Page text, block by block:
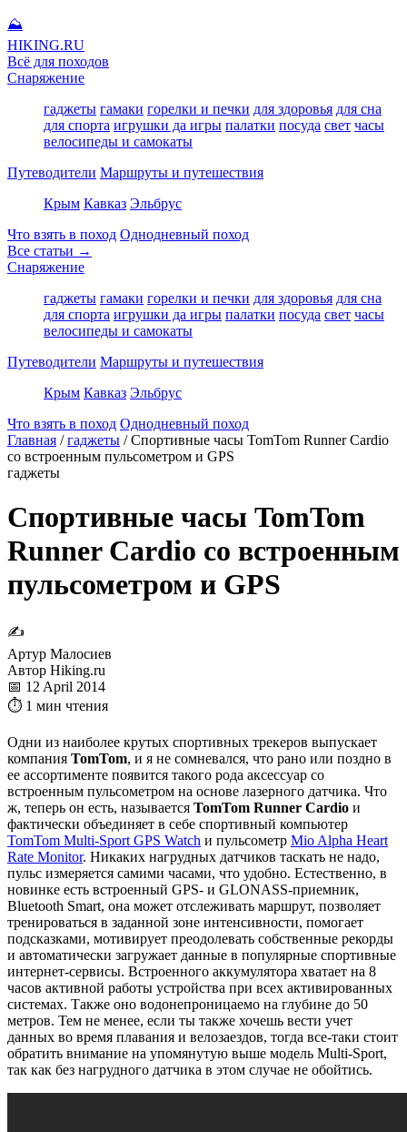
⛰
HIKING.RU
Всё для походов
Снаряжение
гаджеты гамаки горелки и печки для здоровья для сна
для спорта игрушки да игры палатки посуда свет часы
велосипеды и самокаты
Путеводители Маршруты и путешествия
Крым Кавказ Эльбрус
Что взять в поход Однодневный поход
Все статьи →
Снаряжение
гаджеты гамаки горелки и печки для здоровья для сна
для спорта игрушки да игры палатки посуда свет часы
велосипеды и самокаты
Путеводители Маршруты и путешествия
Крым Кавказ Эльбрус
Что взять в поход Однодневный поход
Главная / гаджеты / Спортивные часы TomTom Runner Cardio
со встроенным пульсометром и GPS
гаджеты
Спортивные часы TomTom
Runner Cardio со встроенным
пульсометром и GPS
✍
Артур Малосиев
Автор Hiking.ru
📅 12 April 2014
⏱ 1 мин чтения
Одни из наиболее крутых спортивных трекеров выпускает
компания TomTom, и я не сомневался, что рано или поздно в
ее ассортименте появится такого рода аксессуар со
встроенным пульсометром на основе лазерного датчика. Что
ж, теперь он есть, называется TomTom Runner Cardio и
фактически объединяет в себе спортивный компьютер
TomTom Multi-Sport GPS Watch и пульсометр Mio Alpha Heart
Rate Monitor. Никаких нагрудных датчиков таскать не надо,
пульс измеряется самими часами, что удобно. Естественно, в
новинке есть встроенный GPS- и GLONASS-приемник,
Bluetooth Smart, она может отслеживать маршрут, позволяет
тренироваться в заданной зоне интенсивности, помогает
подсказками, мотивирует преодолевать собственные рекорды
и автоматически загружает данные в популярные спортивные
интернет-сервисы. Встроенного аккумулятора хватает на 8
часов активной работы устройства при всех активированных
системах. Также оно водонепроницаемо на глубине до 50
метров. Тем не менее, если ты также хочешь вести учет
данных во время плавания и велозаездов, тогда все-таки стоит
обратить внимание на упомянутую выше модель Multi-Sport,
так как без нагрудного датчика в этом случае не обойтись.